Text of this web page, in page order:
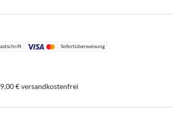
Sofortüberweisung
€ versandkostenfrei